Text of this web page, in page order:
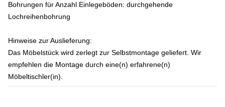
Bohrungen für Anzahl Einlegeböden: durchgehende
Lochreihenbohrung
Hinweise zur Auslieferung:
Das Möbelstück wird zerlegt zur Selbstmontage geliefert. Wir
empfehlen die Montage durch eine(n) erfahrene(n)
Möbeltischler(in).